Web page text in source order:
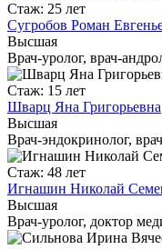
Стаж: 25 лет
Сугробов Роман
Высшая
Врач-уролог, врач-
Стаж: 15 лет
Шварц Яна Григорьевна
Высшая
Врач-эндокринолог,
Стаж: 48 лет
Игнашин Николай
Высшая
Врач-уролог, доктор